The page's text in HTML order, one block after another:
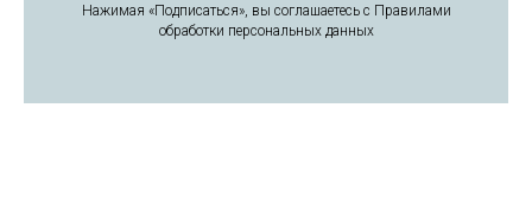
Нажимая «Подписаться», вы соглашаетесь с Правилами
обработки персональных данных